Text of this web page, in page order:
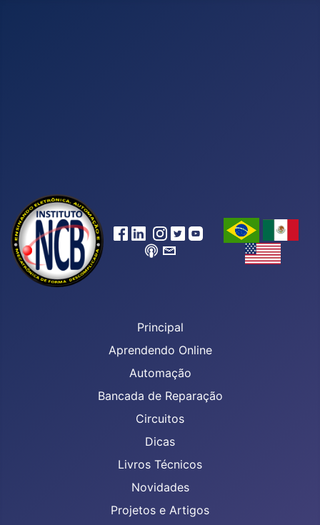
Principal
Aprendendo Online
Automação
Bancada de Reparação
Circuitos
Dicas
Livros Técnicos
Novidades
Projetos e Artigos